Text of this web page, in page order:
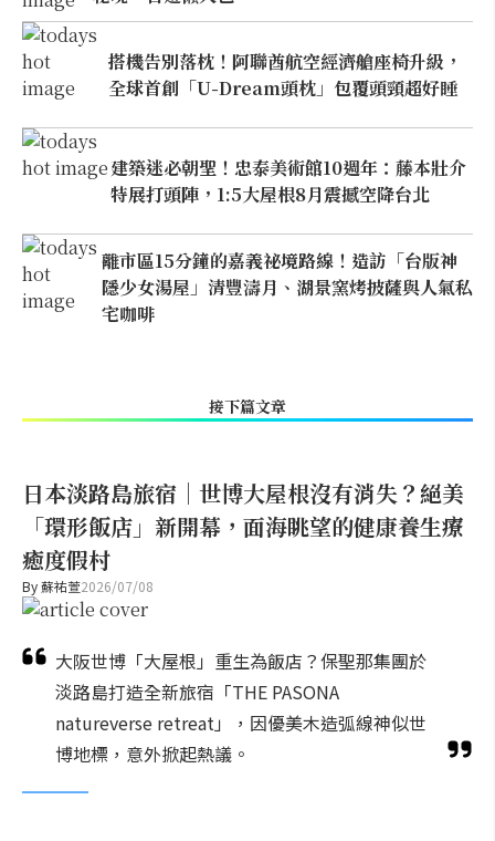
搭機告別落枕！阿聯酋航空經濟艙座椅升級，
全球首創「U-Dream頭枕」包覆頭頸超好睡
建築迷必朝聖！忠泰美術館10週年：藤本壯介
特展打頭陣，1:5大屋根8月震撼空降台北
離市區15分鐘的嘉義祕境路線！造訪「台版神
隱少女湯屋」清豐濤月、湖景窯烤披薩與人氣私
宅咖啡
接下篇文章
日本淡路島旅宿｜世博大屋根沒有消失？絕美
「環形飯店」新開幕，面海眺望的健康養生療
癒度假村
By蘇祐萱2026/07/08
大阪世博「大屋根」重生為飯店？保聖那集團於
淡路島打造全新旅宿「THE PASONA
natureverse retreat」，因優美木造弧線神似世
博地標，意外掀起熱議。